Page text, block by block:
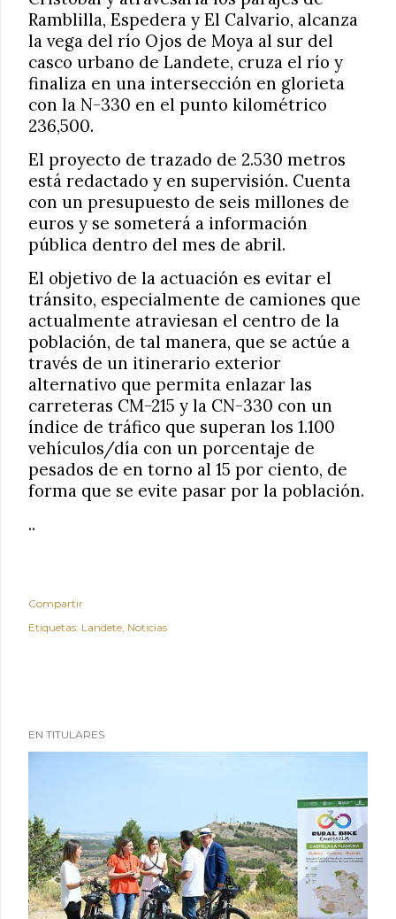
Ramblilla, Espedera y El Calvario, alcanza
la vega del río Ojos de Moya al sur del
casco urbano de Landete, cruza el río y
finaliza en una intersección en glorieta
con la N-330 en el punto kilométrico
236,500.
El proyecto de trazado de 2.530 metros
está redactado y en supervisión. Cuenta
con un presupuesto de seis millones de
euros y se someterá a información
pública dentro del mes de abril.
El objetivo de la actuación es evitar el
tránsito, especialmente de camiones que
actualmente atraviesan el centro de la
población, de tal manera, que se actúe a
través de un itinerario exterior
alternativo que permita enlazar las
carreteras CM-215 y la CN-330 con un
índice de tráfico que superan los 1.100
vehículos/día con un porcentaje de
pesados de en torno al 15 por ciento, de
forma que se evite pasar por la población.
..
Compartir
Etiquetas: Landete Noticias
EN TITULARES